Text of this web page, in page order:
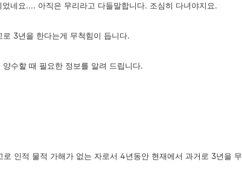
네요.... 아직은 무리라고 다들말합니다. 조심히 다녀야지요.
3년을 한다는게 무척힘이 듭니다.
수할 때 필요한 정보를 알려 드립니다.
인적 물적 가해가 없는 자로서 4년동안 현재에서 과거로 3년을 무